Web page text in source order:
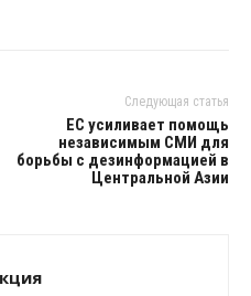
Следующая статья
ЕС усиливает помощь
независимым СМИ для
борьбы с дезинформацией в
Центральной Азии